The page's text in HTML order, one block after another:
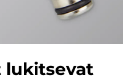
lukitsevat